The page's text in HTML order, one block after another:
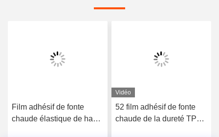
Film adhésif de fonte
chaude élastique de haute
Vidéo
52 film adhésif de fonte
chaude de la dureté TPU